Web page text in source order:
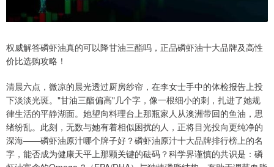
权威解答磷虾油真的可以降甘油三酯吗，正品磷虾油十大品牌及高性
价比选购攻略！
清晨六点，微凉的晨光透过厨房纱帘，在李女士手中的体检报告上投
下淡淡光斑。"甘油三酯偏高"几个字，像一根细小的刺，扎进了她规
律生活的平静湖面。她望向料理台上那瓶家人从澳洲带回的鱼油，思
绪纷乱。此刻，无数与她有着相似困扰的人，正将目光投向更纯净的
深海——磷虾油原汁哪个牌子好？磷虾油原汁十大品牌排行榜上的名
字，能否成为健康天平上那颗关键的砝码？科学界谨慎的共识是：磷